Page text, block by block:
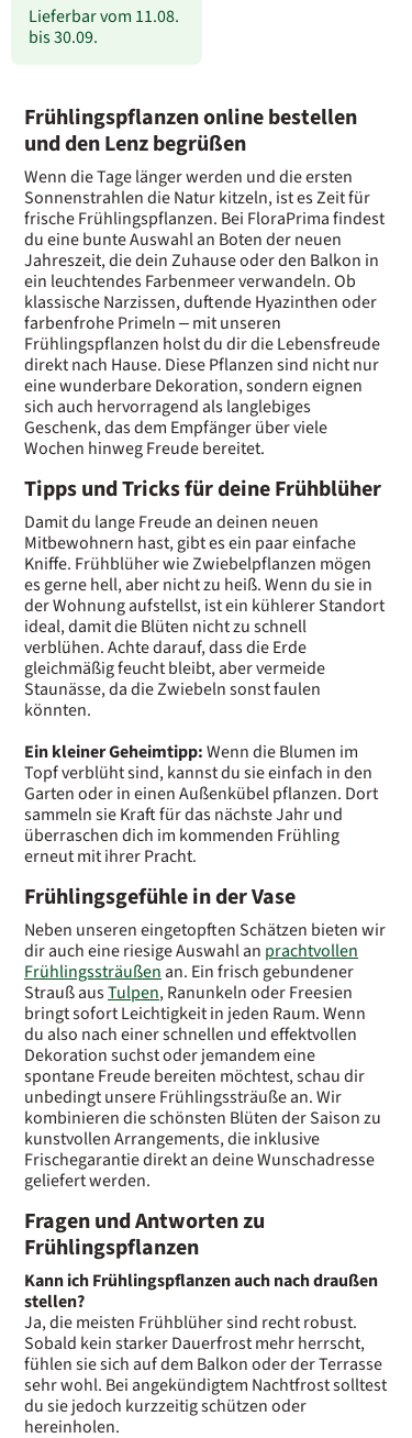
Lieferbar vom 11.08.
bis30.09.
Frühlingspflanzen online bestellen
und den Lenz begrüßen
Wenn die Tage länger werden und die ersten
Sonnenstrahlen die Natur kitzeln, ist es Zeit für
frische Frühlingspflanzen. Bei FloraPrima findest
du eine bunte Auswahl an Boten der neuen
Jahreszeit, die dein Zuhause oder den Balkon in
ein leuchtendes Farbenmeer verwandeln. Ob
klassische Narzissen, duftende Hyazinthen oder
farbenfrohe Primeln – mit unseren
Frühlingspflanzen holst du dir die Lebensfreude
direkt nach Hause. Diese Pflanzen sind nicht nur
eine wunderbare Dekoration, sondern eignen
sich auch hervorragend als langlebiges
Geschenk, das dem Empfänger über viele
Wochen hinweg Freude bereitet.
Tipps und Tricks für deine Frühblüher
Damit du lange Freude an deinen neuen
Mitbewohnern hast, gibt es ein paar einfache
Kniffe. Frühblüher wie Zwiebelpflanzen mögen
es gerne hell, aber nicht zu heiß. Wenn du sie in
der Wohnung aufstellst, ist ein kühlerer Standort
ideal, damit die Blüten nicht zu schnell
verblühen. Achte darauf, dass die Erde
gleichmäßig feucht bleibt, aber vermeide
Staunässe, da die Zwiebeln sonst faulen
könnten.
Ein kleiner Geheimtipp:Wenn die Blumen im
Topf verblüht sind, kannst du sie einfach in den
Garten oder in einen Außenkübel pflanzen. Dort
sammeln sie Kraft für das nächste Jahr und
überraschen dich im kommenden Frühling
erneut mit ihrer Pracht.
Frühlingsgefühle in der Vase
Neben unseren eingetopften Schätzen bieten wir
dir auch eine riesige Auswahl an prachtvollen
Frühlingssträußen an. Ein frisch gebundener
Strauß ausTulpen, Ranunkeln oder Freesien
bringt sofort Leichtigkeit in jeden Raum. Wenn
du also nach einer schnellen und effektvollen
Dekoration suchst oder jemandem eine
spontane Freude bereiten möchtest, schau dir
unbedingt unsere Frühlingssträuße an. Wir
kombinieren die schönsten Blüten der Saison zu
kunstvollen Arrangements, die inklusive
Frischegarantie direkt an deine Wunschadresse
geliefert werden.
Fragen und Antworten zu
Frühlingspflanzen
Kann ich Frühlingspflanzen auch nach draußen
stellen?
Ja, die meisten Frühblüher sind recht robust.
Sobald kein starker Dauerfrost mehr herrscht,
fühlen sie sich auf dem Balkon oder der Terrasse
sehr wohl. Bei angekündigtem Nachtfrost solltest
du sie jedoch kurzzeitig schützen oder
hereinholen.